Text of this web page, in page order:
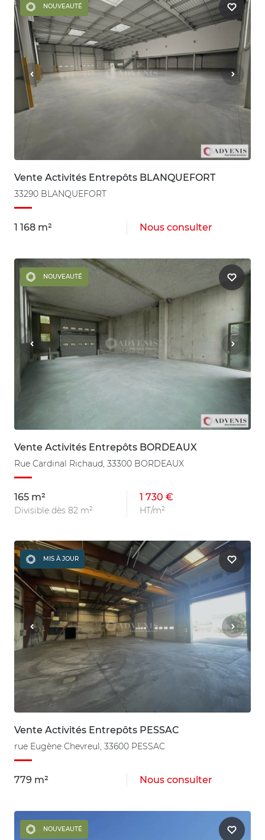
NOUVEAUTÉ
Vente Activités Entrepôts BLANQUEFORT
33290 BLANQUEFORT
1 168 m² Nous consulter
NOUVEAUTÉ
Vente Activités Entrepôts BORDEAUX
Rue Cardinal Richaud, 33300 BORDEAUX
165 m²
Divisible dès 82 m²
1 730 €
HT/m²
MIS À JOUR
Vente Activités Entrepôts PESSAC
rue Eugène Chevreul, 33600 PESSAC
779 m² Nous consulter
NOUVEAUTÉ